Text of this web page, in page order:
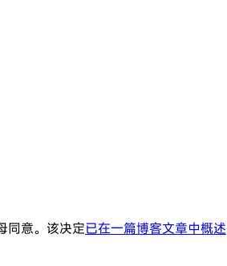
同意。该决定已在一篇博客文章中概述